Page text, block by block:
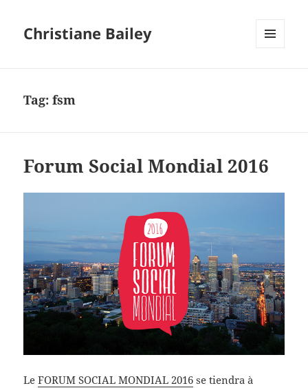
Christiane Bailey
Tag:fsm
Forum Social Mondial 2016
LeFORUM SOCIAL MONDIAL 2016 se tiendra à